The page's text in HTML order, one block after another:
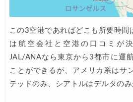
楽天トラベル) 海外ツアー 最
07/17 HIS) 海外旅行タイムセール(関
この3空港であればどこも所要時間
は航空会社と空港の口コミが
JAL/ANAなら東京から3都市に運
ことができるが、アメリカ系はサ
テッドのみ、シアトルはデルタのみ